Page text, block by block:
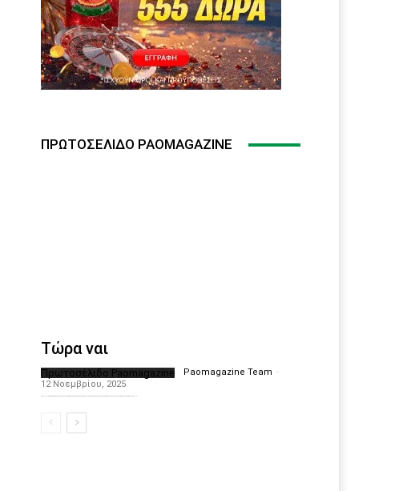
ΠΡΩΤΟΣΈΛΙΔΟ PAOMAGAZINE
Τώρα ναι
Πρωτοσέλιδο Paomagazine Paomagazine Team -
12 Νοεμβρίου, 2025